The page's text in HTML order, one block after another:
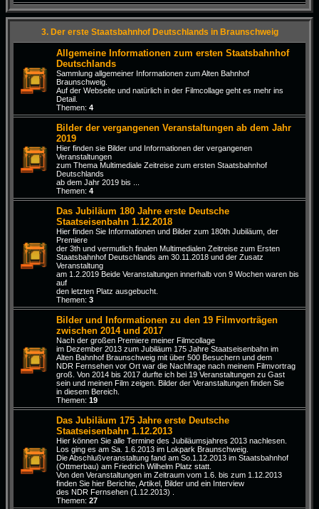
3. Der erste Staatsbahnhof Deutschlands in Braunschweig
Allgemeine Informationen zum ersten Staatsbahnhof
Deutschlands
Sammlung allgemeiner Informationen zum Alten Bahnhof
Braunschweig.
Auf der Webseite und natürlich in der Filmcollage geht es mehr ins
Detail.
Themen: 4
Bilder der vergangenen Veranstaltungen ab dem Jahr
2019
Hier finden sie Bilder und Informationen der vergangenen
Veranstaltungen
zum Thema Multimediale Zeitreise zum ersten Staatsbahnhof
Deutschlands
ab dem Jahr 2019 bis ...
Themen: 4
Das Jubiläum 180 Jahre erste Deutsche
Staatseisenbahn 1.12.2018
Hier finden Sie Informationen und Bilder zum 180th Jubiläum, der
Premiere
der 3th und vermutlich finalen Multimedialen Zeitreise zum Ersten
Staatsbahnhof Deutschlands am 30.11.2018 und der Zusatz
Veranstaltung
am 1.2.2019 Beide Veranstaltungen innerhalb von 9 Wochen waren bis
auf
den letzten Platz ausgebucht.
Themen: 3
Bilder und Informationen zu den 19 Filmvorträgen
zwischen 2014 und 2017
Nach der großen Premiere meiner Filmcollage
im Dezember 2013 zum Jubiläum 175 Jahre Staatseisenbahn im
Alten Bahnhof Braunschweig mit über 500 Besuchern und dem
NDR Fernsehen vor Ort war die Nachfrage nach meinem Filmvortrag
groß. Von 2014 bis 2017 durfte ich bei 19 Veranstaltungen zu Gast
sein und meinen Film zeigen. Bilder der Veranstaltungen finden Sie
in diesem Bereich.
Themen: 19
Das Jubiläum 175 Jahre erste Deutsche
Staatseisenbahn 1.12.2013
Hier können Sie alle Termine des Jubiläumsjahres 2013 nachlesen.
Los ging es am Sa. 1.6.2013 im Lokpark Braunschweig.
Die Abschlußveranstaltung fand am So.1.12.2013 im Staatsbahnhof
(Ottmerbau) am Friedrich Wilhelm Platz statt.
Von den Veranstaltungen im Zeitraum vom 1.6. bis zum 1.12.2013
finden Sie hier Berichte, Artikel, Bilder und ein Interview
des NDR Fernsehen (1.12.2013) .
Themen: 27